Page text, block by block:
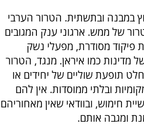
במבנה ובתשתית. הטרור הערבי
של ממש. ארגוני ענק המגובים
פיקוד מסודרת, מפעלי נשק
מדינות כמו איראן. מנגד, הטרור
תופעת שוליים של יחידים או
ובלתי ממוסדות. אין להם
חימוש, ובוודאי שאין מאחוריהם
ומגבה אותם.